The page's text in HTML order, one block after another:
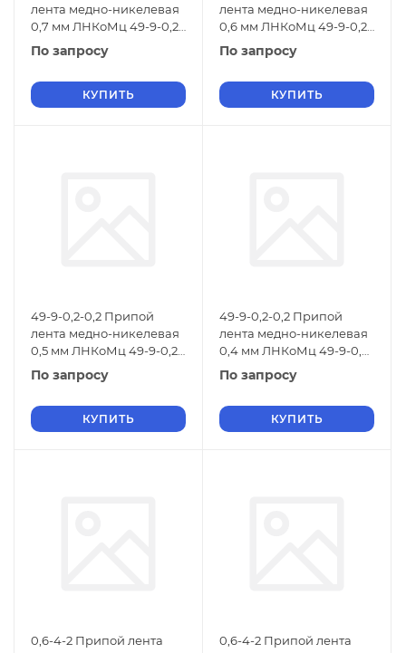
лента медно-никелевая
0,7 мм ЛНКоМц 49-9-0,2-
0,2 ТУ 48-21-299-84
По запросу
КУПИТЬ
лента медно-никелевая
0,6 мм ЛНКоМц 49-9-0,2-
0,2 ТУ 48-21-299-84
По запросу
КУПИТЬ
49-9-0,2-0,2 Припой
лента медно-никелевая
0,5 мм ЛНКоМц 49-9-0,2-
0,2 ТУ 48-21-299-84
По запросу
КУПИТЬ
49-9-0,2-0,2 Припой
лента медно-никелевая
0,4 мм ЛНКоМц 49-9-0,2-
0,2 ТУ 48-21-299-84
По запросу
КУПИТЬ
0,6-4-2 Припой лента
0,6-4-2 Припой лента